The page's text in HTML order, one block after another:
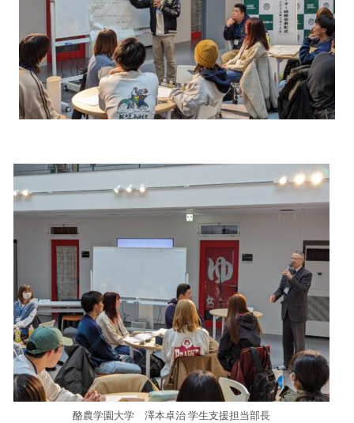
酪農学園大学 澤本卓治 学生支援担当部長